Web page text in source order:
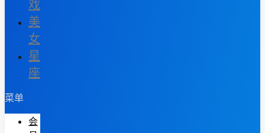
戏
美
女
星
座
菜单
会